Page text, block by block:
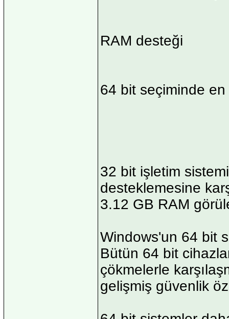
RAM desteği
64 bit seçiminde
32 bit işletim
desteklemesine
3.12 GB RAM
Windows'un 64 bit
Bütün 64 bit
çökmelerle
gelişmiş güvenlik